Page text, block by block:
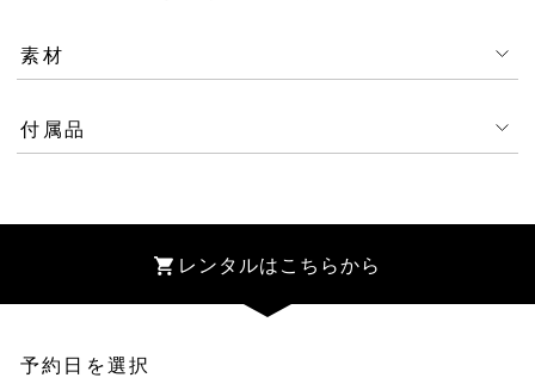
素材
付属品
レンタルはこちらから
予約日を選択